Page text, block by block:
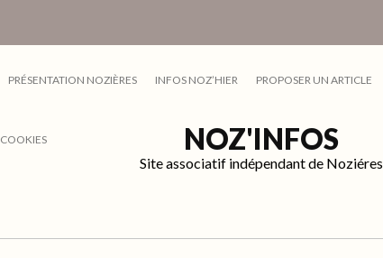
PRÉSENTATION NOZIÈRES INFOS NOZ’HIER PROPOSER UN ARTICLE
COOKIES NOZ'INFOS
Site associatif indépendant de Noziéres